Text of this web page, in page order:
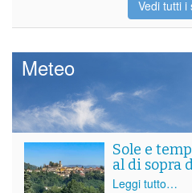
Vedi tutti i
Meteo
Sole e
al di sopra
Leggi tutto…